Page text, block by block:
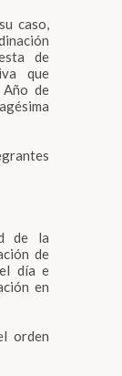
caso,
de
que
de
de la
de
día e
en
orden